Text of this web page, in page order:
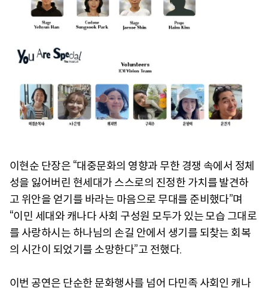
이현순 단장은 “대중문화의 영향과 무한 경쟁 속에서 정체
성을 잃어버린 현세대가 스스로의 진정한 가치를 발견하
고 위안을 얻기를 바라는 마음으로 무대를 준비했다”며
“이민 세대와 캐나다 사회 구성원 모두가 있는 모습 그대로
를 사랑하시는 하나님의 손길 안에서 생기를 되찾는 회복
의 시간이 되었기를 소망한다”고 전했다.
이번 공연은 단순한 문화행사를 넘어 다민족 사회인 캐나